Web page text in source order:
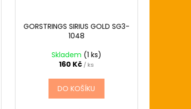
GORSTRINGS SIRIUS GOLD SG3-
1048
Skladem (1 ks)
160 Kč / ks
DO KOŠÍKU